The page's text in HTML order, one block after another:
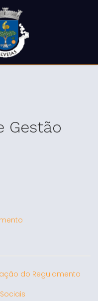
Gestão
do Regulamento